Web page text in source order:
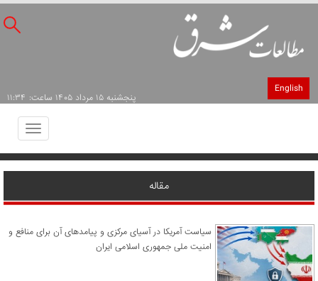
English
پنجشنبه ۱۵ مرداد ۱۴۰۵ ساعت: ۱۱:۳۴
Toggle
مقاله
سیاست آمریکا در آسیای مرکزی و پیامدهای آن برای منافع و
امنیت ملی جمهوری اسلامی ایران